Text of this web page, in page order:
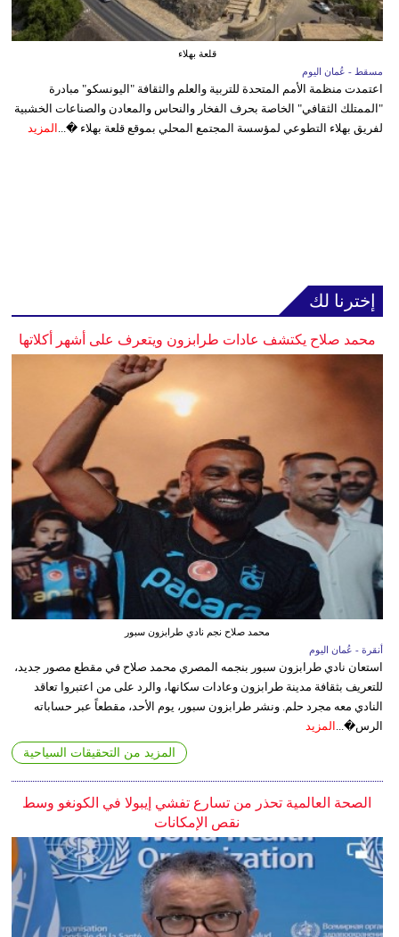
قلعة بهلاء
مسقط - عُمان اليوم
اعتمدت منظمة الأمم المتحدة للتربية والعلم والثقافة "اليونسكو" مبادرة
"الممتلك الثقافي" الخاصة بحرف الفخار والنحاس والمعادن والصناعات الخشبية
لفريق بهلاء التطوعي لمؤسسة المجتمع المحلي بموقع قلعة بهلاء �... المزيد
إخترنا لك
محمد صلاح يكتشف عادات طرابزون ويتعرف على أشهر أكلاتها
محمد صلاح نجم نادي طرابزون سبور
أنقرة - عُمان اليوم
استعان نادي طرابزون سبور بنجمه المصري محمد صلاح في مقطع مصور جديد،
للتعريف بثقافة مدينة طرابزون وعادات سكانها، والرد على من اعتبروا تعاقد
النادي معه مجرد حلم. ونشر طرابزون سبور، يوم الأحد، مقطعاً عبر حساباته
الرس�... المزيد
المزيد من التحقيقات السياحية
الصحة العالمية تحذر من تسارع تفشي إيبولا في الكونغو وسط
نقص الإمكانات